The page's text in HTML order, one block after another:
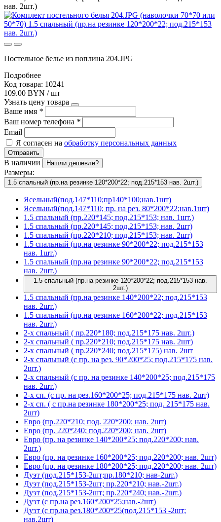
нав. 2шт.)
Постельное белье из поплина 204.JPG
Подробнее
Код товара: 10241
109.00 BYN / шт
Узнать цену товара
Ваше имя *
Ваш номер телефона *
Email
Я согласен на обработку персональных данных
Отправить
В наличии Нашли дешевле?
Размеры:
1.5 спальный (пр.на резинке 120*200*22; под.215*153 нав. 2шт.)
Ясельный(под.147*110;пр140*100;нав.1шт)
Ясельный(под.147*110; пр. на рез. 80*200*22;нав.1шт)
1.5 спальный (пр.220*145; под.215*153; нав. 1шт.)
1.5 спальный (пр.220*145; под.215*153; нав. 2шт)
1.5 спальный (пр.220*210; под.215*153; нав. 2шт)
1.5 спальный (пр.на резинке 90*200*22; под.215*153
нав. 1шт.)
1.5 спальный (пр.на резинке 90*200*22; под.215*153
нав. 2шт.)
1.5 спальный (пр.на резинке 120*200*22; под.215*153 нав.
2шт.)
1.5 спальный (пр.на резинке 140*200*22; под.215*153
нав. 2шт.)
1.5 спальный (пр.на резинке 160*200*22; под.215*153
нав. 2шт.)
2-х спальный ( пр.220*180; под.215*175 нав. 2шт.)
2-х спальный ( пр.220*210; под.215*175 нав. 2шт)
2-х спальный ( пр.220*240; под.215*175) нав. 2шт
2-х спальный (с пр. на рез. 90*200*25; под.215*175 нав.
2шт.)
2-х спальный (с пр. на резинке 140*200*25; под.215*175
нав. 2шт.)
2-х сп. (с пр. на рез.160*200*25; под.215*175 нав. 2шт)
2-х сп. ( с пр.на резинке 180*200*25; под. 215*175 нав.
2шт)
Евро (пр.220*210; под. 220*200; нав. 2шт)
Евро (пр. 220*240; под.220*200; нав. 2шт)
Евро (пр. на резинке 140*200*25; под.220*200; нав.
2шт.)
Евро (пр. на резинке 160*200*25; под.220*200; нав. 2шт)
Евро (пр. на резинке 180*200*25; под.220*200; нав. 2шт)
Дуэт (под.215*153-2шт;пр.180*210; нав-2шт.)
Дуэт (под.215*153-2шт; пр.220*210; нав.-2шт.)
Дуэт (под.215*153-2шт; пр.220*240; нав.-2шт.)
Дуэт (с пр.на рез.160*200*25;нав.-2шт)
Дуэт (с пр.на рез.180*200*25(под.215*153 -2шт;
нав.2шт)